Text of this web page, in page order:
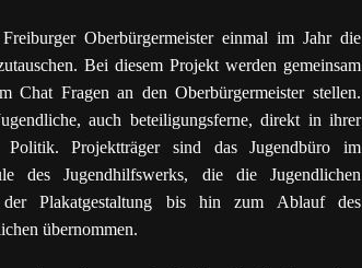
Oberbürgermeister einmal im Jahr die
Bei diesem Projekt werden gemeinsam
Chat Fragen an den Oberbürgermeister stellen.
auch beteiligungsferne, direkt in ihrer
Projektträger sind das Jugendbüro im
des Jugendhilfswerks, die die Jugendlichen
Plakatgestaltung bis hin zum Ablauf des
übernommen.